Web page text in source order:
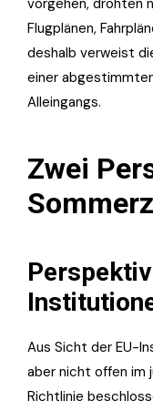
vorgehen, drohten
Flugplänen,
deshalb verweist
einer
Alleingangs.
Zwei
Aus Sicht der EU-
aber nicht offen im
Richtlinie